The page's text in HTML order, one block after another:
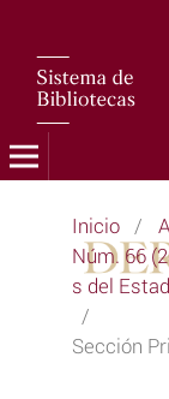
Inicio /
Núm. 66
s del
/
Sección